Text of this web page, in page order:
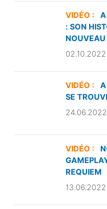
VIDÉO :
A
: SON
NOUVEAU
02.10.2022
VIDÉO :
A
SE
24.06.2022
VIDÉO :
REQUIEM
13.06.2022